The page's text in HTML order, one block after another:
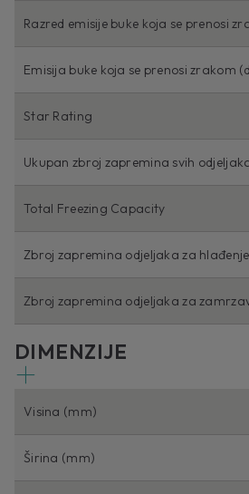
Razred emisije buke koja se prenosi
Emisija buke koja se prenosi zrakom
Star Rating
Ukupan zbroj zapremina svih
Total Freezing Capacity
Zbroj zapremina odjeljaka za
Zbroj zapremina odjeljaka za
DIMENZIJE
Visina (mm)
Širina (mm)